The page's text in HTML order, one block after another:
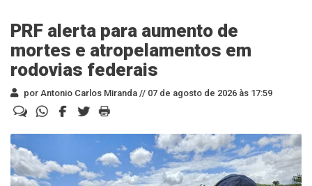
PRF alerta para aumento de
mortes e atropelamentos em
rodovias federais
por Antonio Carlos Miranda // 07 de agosto de 2026 às 17:59